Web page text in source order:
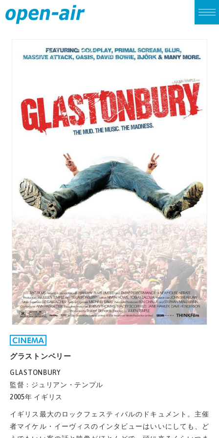
LIVE
CINEMA
ALBUM
ARCHIVES
グラストンベリー
GLASTONBURY
監督：ジュリアン・テンプル
2005年 イギリス
イギリス最大のロックフェスティバルのドキュメント。主催
者マイケル・イーヴィスのインタビューはいいにしても、ど